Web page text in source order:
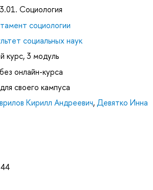
Социология
социологии
социальных наук
курс, 3 модуль
без онлайн-курса
для своего кампуса
Кирилл Андреевич,Девятко Инна
44